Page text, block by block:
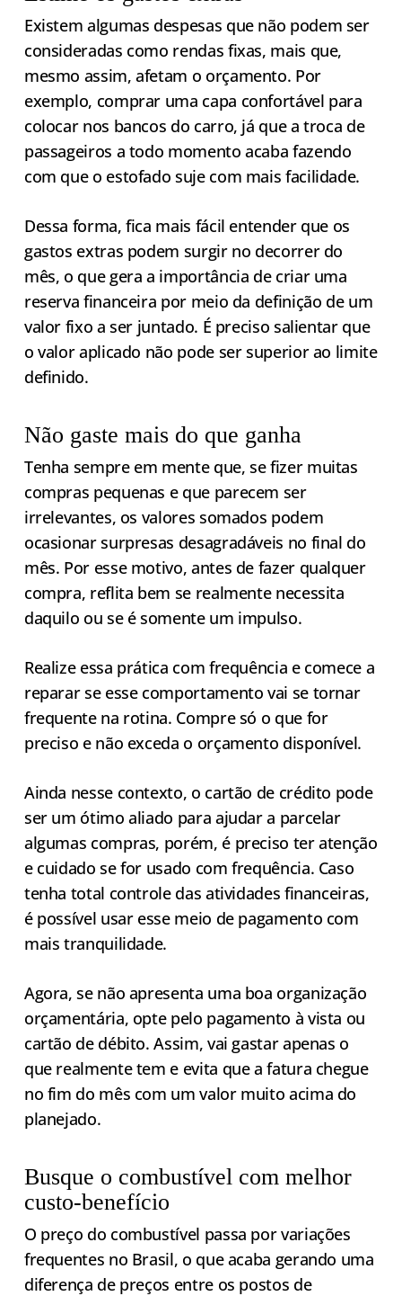
Existem algumas despesas que não podem ser
consideradas como rendas fixas, mais que,
mesmo assim, afetam o orçamento. Por
exemplo, comprar uma capa confortável para
colocar nos bancos do carro, já que a troca de
passageiros a todo momento acaba fazendo
com que o estofado suje com mais facilidade.
Dessa forma, fica mais fácil entender que os
gastos extras podem surgir no decorrer do
mês, o que gera a importância de criar uma
reserva financeira por meio da definição de um
valor fixo a ser juntado. É preciso salientar que
o valor aplicado não pode ser superior ao limite
definido.
Não gaste mais do que ganha
Tenha sempre em mente que, se fizer muitas
compras pequenas e que parecem ser
irrelevantes, os valores somados podem
ocasionar surpresas desagradáveis no final do
mês. Por esse motivo, antes de fazer qualquer
compra, reflita bem se realmente necessita
daquilo ou se é somente um impulso.
Realize essa prática com frequência e comece a
reparar se esse comportamento vai se tornar
frequente na rotina. Compre só o que for
preciso e não exceda o orçamento disponível.
Ainda nesse contexto, o cartão de crédito pode
ser um ótimo aliado para ajudar a parcelar
algumas compras, porém, é preciso ter atenção
e cuidado se for usado com frequência. Caso
tenha total controle das atividades financeiras,
é possível usar esse meio de pagamento com
mais tranquilidade.
Agora, se não apresenta uma boa organização
orçamentária, opte pelo pagamento à vista ou
cartão de débito. Assim, vai gastar apenas o
que realmente tem e evita que a fatura chegue
no fim do mês com um valor muito acima do
planejado.
Busque o combustível com melhor
custo-benefício
O preço do combustível passa por variações
frequentes no Brasil, o que acaba gerando uma
diferença de preços entre os postos de